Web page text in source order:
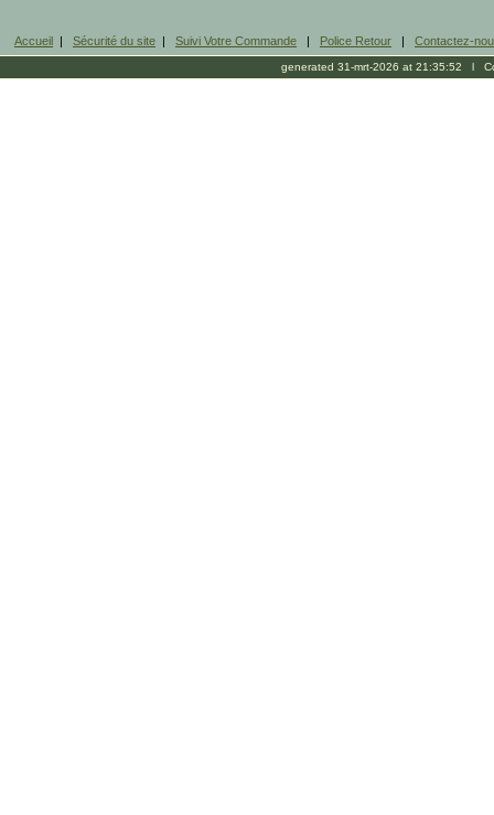
Accueil | Sécurité du site | Suivi Votre Commande | Police Retour | Contactez-
generated 31-mrt-2026 at 21:35:52 l